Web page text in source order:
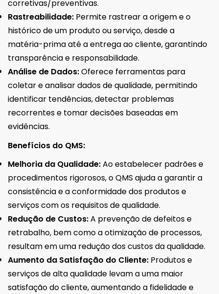
corretivas/preventivas.
Rastreabilidade: Permite rastrear a origem e o
histórico de um produto ou serviço, desde a
matéria-prima até a entrega ao cliente, garantindo
transparência e responsabilidade.
Análise de Dados:Oferece ferramentas para
coletar e analisar dados de qualidade, permitindo
identificar tendências, detectar problemas
recorrentes e tomar decisões baseadas em
evidências.
Benefícios do QMS:
Melhoria da Qualidade:Ao estabelecer padrões e
procedimentos rigorosos, o QMS ajuda a garantir a
consistência e a conformidade dos produtos e
serviços com os requisitos de qualidade.
Redução de Custos:A prevenção de defeitos e
retrabalho, bem como a otimização de processos,
resultam em uma redução dos custos da qualidade.
Aumento da Satisfação do Cliente: Produtos e
serviços de alta qualidade levam a uma maior
satisfação do cliente, aumentando a fidelidade e